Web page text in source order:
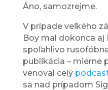
Áno, samozrejme.
V prípade veľkého
Boy mal dokonca aj
spoľahlivo
publikácia – mierne
venoval celý
sa nad prípadom